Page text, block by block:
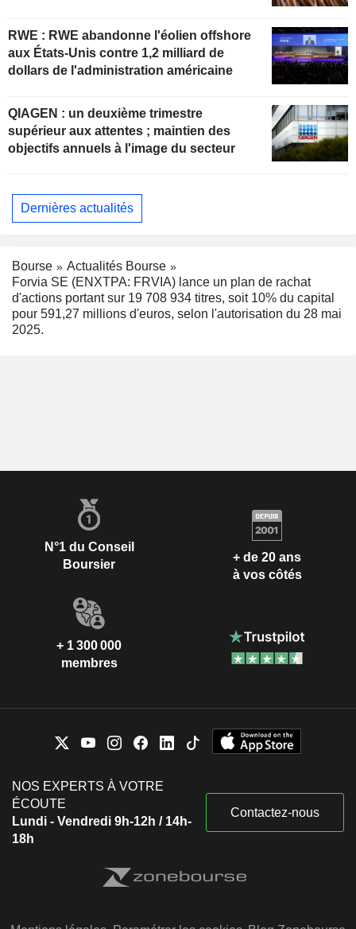
RWE : RWE abandonne l'éolien offshore
aux États-Unis contre 1,2 milliard de
dollars de l'administration américaine
QIAGEN : un deuxième trimestre
supérieur aux attentes ; maintien des
objectifs annuels à l'image du secteur
Dernières actualités
Bourse
Actualités Bourse
Forvia SE (ENXTPA: FRVIA) lance un plan de rachat
d'actions portant sur 19 708 934 titres, soit 10% du capital
pour 591,27 millions d'euros, selon l'autorisation du 28 mai
2025.
N°1 du Conseil
Boursier
+ de 20 ans
à vos côtés
+ 1 300 000
membres
NOS EXPERTS À VOTRE
ÉCOUTE
Lundi - Vendredi 9h-12h / 14h-
18h
Contactez-nous